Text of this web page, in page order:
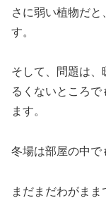
さに弱い植物だと
す。
そして、問題は、
るくないところ
ます。
冬場は部屋の中で
まだまだわがま